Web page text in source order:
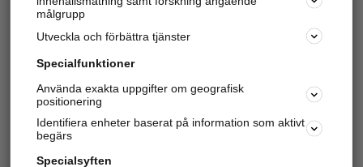
Har du redan verifierat ditt företag? Logga in
Varje vecka besöker du och4 miljoner
andra
härliga användare oss för att hitta rätt lokal
information om företag, privatpersoner och
platser.
målgrupp
Utveckla och förbättra tjänster
Specialfunktioner
Använda exakta uppgifter om geografisk
positionering
Identifiera enheter baserat på information som aktivt
begärs
Specialsyften